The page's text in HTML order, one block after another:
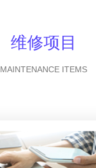
维修项目
MAINTENANCE ITEMS